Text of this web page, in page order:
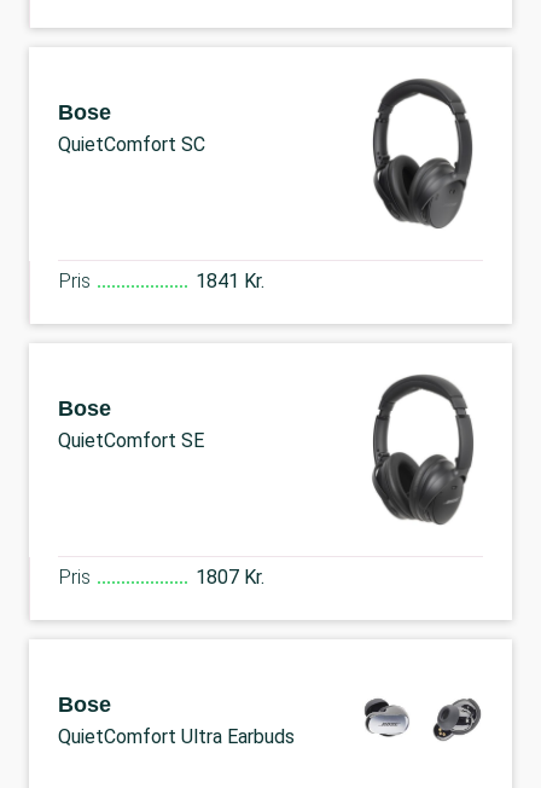
Bose
QuietComfort SC
Pris 1841 Kr.
Bose
QuietComfort SE
Pris 1807 Kr.
Bose
QuietComfort Ultra Earbuds